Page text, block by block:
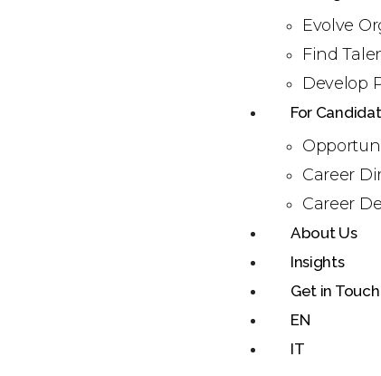
Evolve
Find
Develop
For
Career
Career
About Us
Insights
Get in Touch
EN
IT